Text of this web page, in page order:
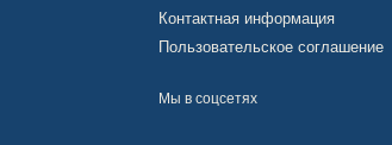
Контактная информация
Пользовательское соглашение
Мы в соцсетях